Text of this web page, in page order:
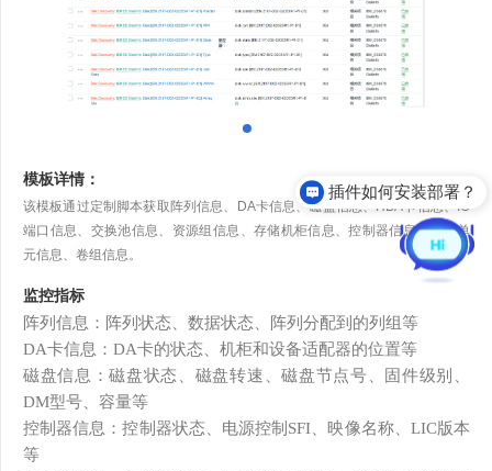
模板详情：
该模板通过定制脚本获取阵列信息、DA卡信息、磁盘信息、HBA卡信息、IO
端口信息、交换池信息、资源组信息、存储机柜信息、控制器信息、存储单
元信息、卷组信息。
监控指标
阵列信息：阵列状态、数据状态、阵列分配到的列组等
DA卡信息： DA卡的状态、机柜和设备适配器的位置等
磁盘信息：磁盘状态、磁盘转速、磁盘节点号、固件级别、
DM型号、容量等
控制器信息：控制器状态、电源控制 SFI、映像名称、 LIC版本
等
插件如何安装部署？